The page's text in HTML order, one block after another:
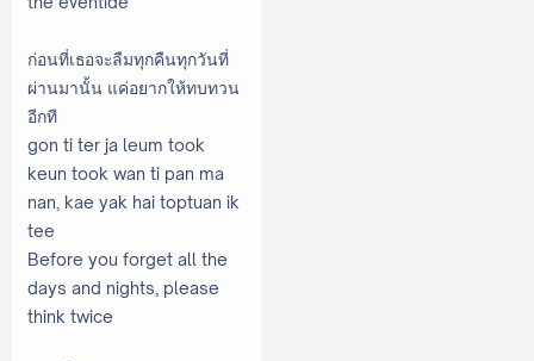
ก่อนที่เธอจะลืมทุกคืนทุกวันที่
ผ่านมานั้น แค่อยากให้ทบทวน
อีกที
gon ti ter ja leum took
keun took wan ti pan ma
nan, kae yak hai toptuan ik
tee
Before you forget all the
days and nights, please
think twice